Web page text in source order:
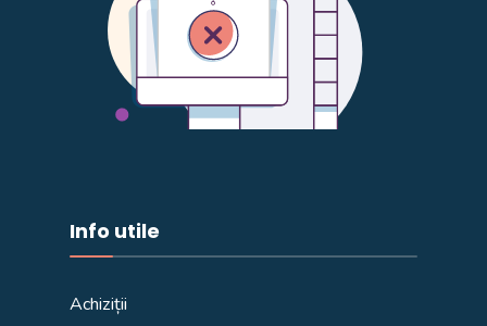
Info utile
Achiziții